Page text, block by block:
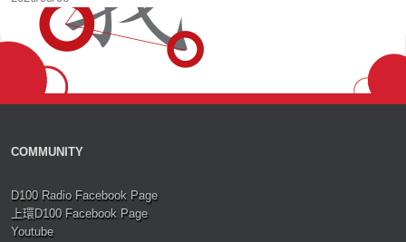
COMMUNITY
D100 Radio Facebook Page
上環D100 Facebook Page
Youtube